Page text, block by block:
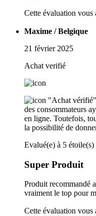
Cette évaluation vous
Maxime / Belgique
21 février 2025
Achat verifié
"Achat
des consommateurs
en ligne. Toutefois,
la possibilité de
Evalué(e) à 5 étoile(s)
Super Produit
Produit recommandé
vraiment le top pour
Cette évaluation vous